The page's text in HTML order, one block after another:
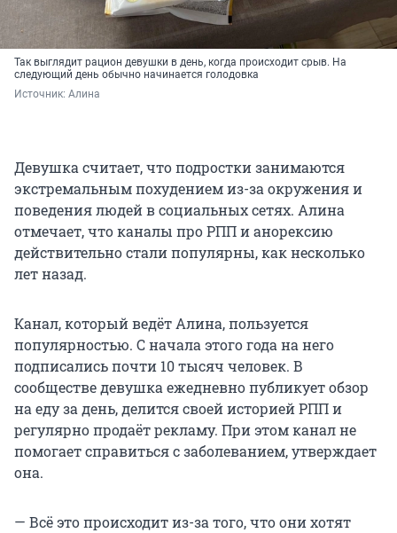
Так выглядит рацион девушки в день, когда происходит срыв. На
следующий день обычно начинается голодовка
Источник: Алина
Девушка считает, что подростки занимаются
экстремальным похудением из-за окружения и
поведения людей в социальных сетях. Алина
отмечает, что каналы про РПП и анорексию
действительно стали популярны, как несколько
лет назад.
Канал, который ведёт Алина, пользуется
популярностью. С начала этого года на него
подписались почти 10 тысяч человек. В
сообществе девушка ежедневно публикует обзор
на еду за день, делится своей историей РПП и
регулярно продаёт рекламу. При этом канал не
помогает справиться с заболеванием, утверждает
она.
— Всё это происходит из-за того, что они хотят